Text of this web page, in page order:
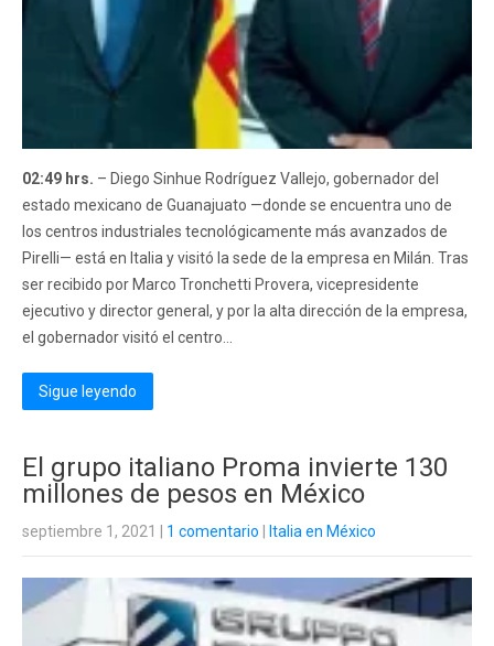
02:49 hrs. – Diego Sinhue Rodríguez Vallejo, gobernador del
estado mexicano de Guanajuato —donde se encuentra uno de
los centros industriales tecnológicamente más avanzados de
Pirelli— está en Italia y visitó la sede de la empresa en Milán. Tras
ser recibido por Marco Tronchetti Provera, vicepresidente
ejecutivo y director general, y por la alta dirección de la empresa,
el gobernador visitó el centro...
Sigue leyendo
El grupo italiano Proma invierte 130
millones de pesos en México
septiembre 1, 2021 1 comentario Italia en México